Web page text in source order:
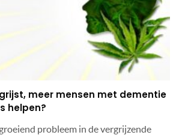
meer mensen met dementie
helpen?
probleem in de vergrijzende